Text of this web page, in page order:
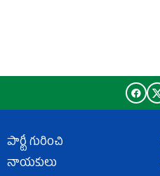
పార్టీ గురించి
నాయకులు